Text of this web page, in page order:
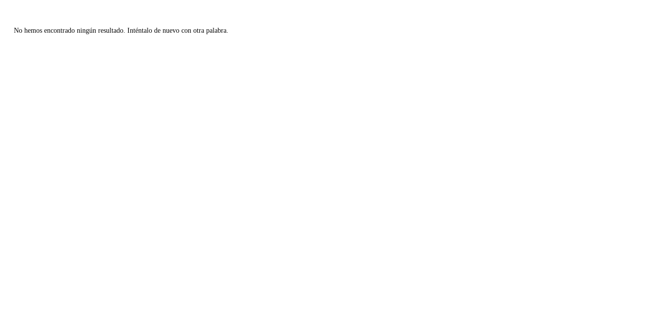
No hemos encontrado ningún resultado. Inténtalo de nuevo con otra palabra.